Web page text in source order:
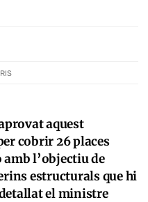
aquest
cobrir 26 places
amb l’objectiu de
estructurals que hi
el ministre